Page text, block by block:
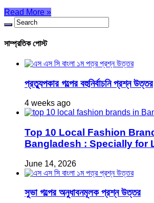
Read More »
সাম্প্রতিক পোস্ট
প্রত্যুপকার গল্পের বহুনির্বাচনি প্রশ্ন উত্তর
4 weeks ago
Top 10 Local Fashion
Bangladesh : Specially for
June 14, 2026
সুভা গল্পের অনুধাবনমূলক প্রশ্ন উত্তর